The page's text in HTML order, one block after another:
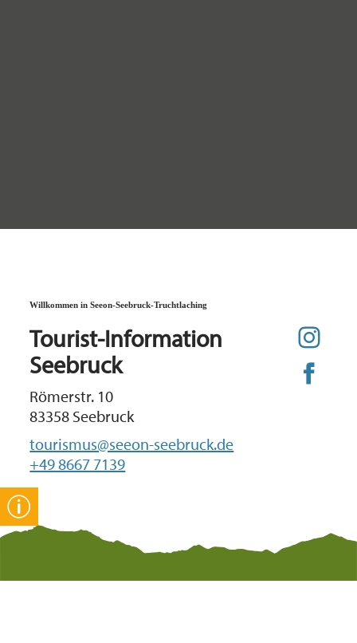
Willkommen in Seeon-Seebruck-Truchtlaching
Tourist-Information
Seebruck
Römerstr. 10
83358 Seebruck
tourismus@seeon-seebruck.de
+49 8667 7139